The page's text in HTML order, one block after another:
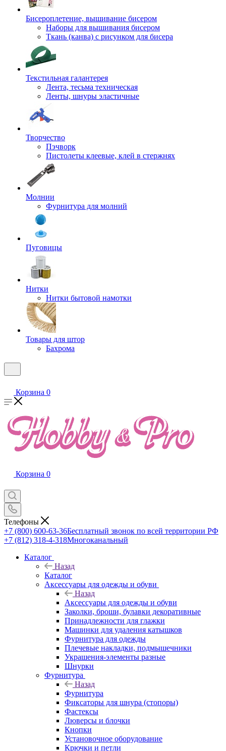
Бисероплетение, вышивание бисером
Наборы для вышивания бисером
Ткань (канва) с рисунком для бисера
Текстильная галантерея
Лента, тесьма техническая
Ленты, шнуры эластичные
Творчество
Пэчворк
Пистолеты клеевые, клей в стержнях
Молнии
Фурнитура для молний
Пуговицы
Нитки
Нитки бытовой намотки
Товары для штор
Бахрома
Корзина 0
Корзина 0
Телефоны
+7 (800) 600-63-36Бесплатный звонок по всей территории РФ
+7 (812) 318-4-318Многоканальный
Каталог
Назад
Каталог
Аксессуары для одежды и обуви
Назад
Аксессуары для одежды и обуви
Заколки, броши, булавки декоративные
Принадлежности для глажки
Машинки для удаления катышков
Фурнитура для одежды
Плечевые накладки, подмышечники
Украшения-элементы разные
Шнурки
Фурнитура
Назад
Фурнитура
Фиксаторы для шнура (стопоры)
Фастексы
Люверсы и блочки
Кнопки
Установочное оборудование
Крючки и петли